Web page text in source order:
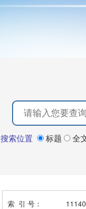
搜索位置 标题 全
索 引 号：